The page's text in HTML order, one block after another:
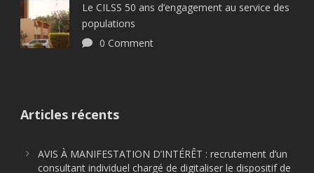
Le CILSS 50 ans d’engagement au service des
populations
0 Comment
Articles récents
AVIS À MANIFESTATION D’INTÉRÊT : recrutement d’un
consultant individuel chargé de digitaliser le dispositif de